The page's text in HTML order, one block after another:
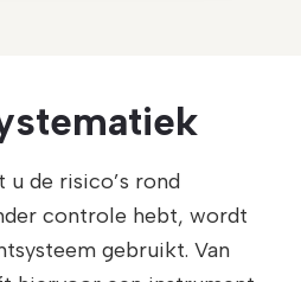
u de risico’s rond
controle hebt, wordt
gebruikt. Van